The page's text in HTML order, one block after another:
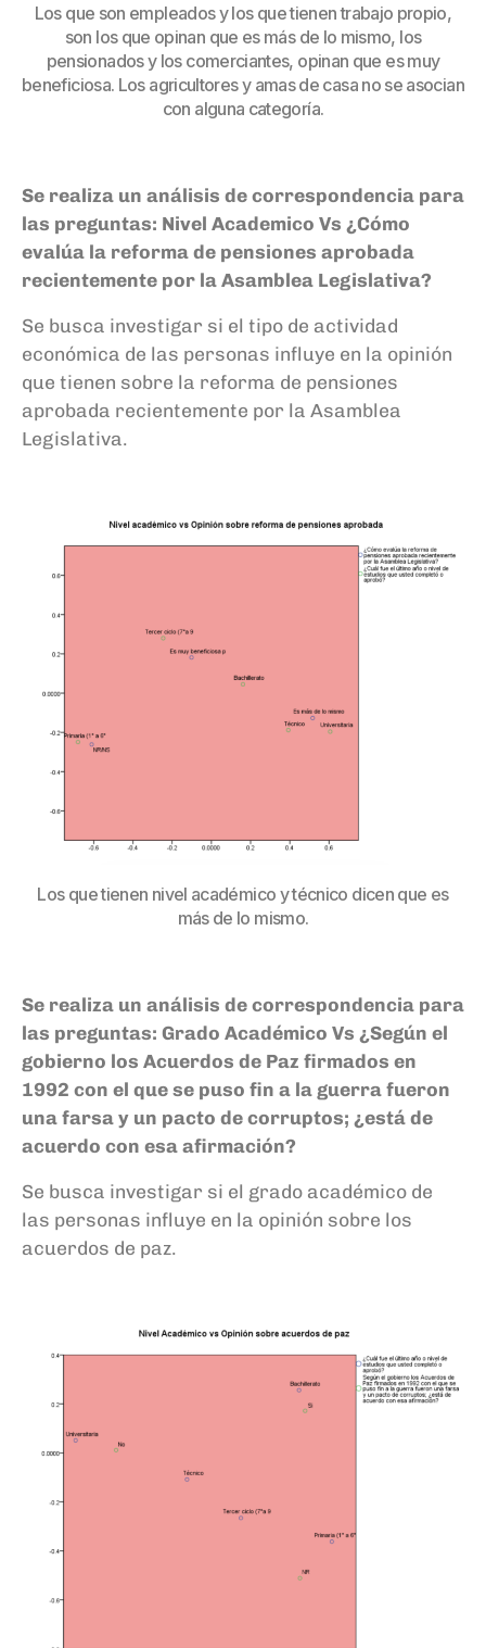
Los que son empleados y los que tienen trabajo propio,
son los que opinan que es más de lo mismo, los
pensionados y los comerciantes, opinan que es muy
beneficiosa. Los agricultores y amas de casa no se asocian
con alguna categoría.
Se realiza un análisis de correspondencia para
las preguntas: Nivel Academico Vs ¿Cómo
evalúa la reforma de pensiones aprobada
recientemente por la Asamblea Legislativa?
Se busca investigar si el tipo de actividad
económica de las personas influye en la opinión
que tienen sobre la reforma de pensiones
aprobada recientemente por la Asamblea
Legislativa.
Los que tienen nivel académico y técnico dicen que es
más de lo mismo.
Se realiza un análisis de correspondencia para
las preguntas: Grado Académico Vs ¿Según el
gobierno los Acuerdos de Paz firmados en
1992 con el que se puso fin a la guerra fueron
una farsa y un pacto de corruptos; ¿está de
acuerdo con esa afirmación?
Se busca investigar si el grado académico de
las personas influye en la opinión sobre los
acuerdos de paz.